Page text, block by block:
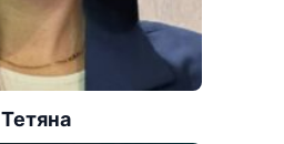
Тетяна